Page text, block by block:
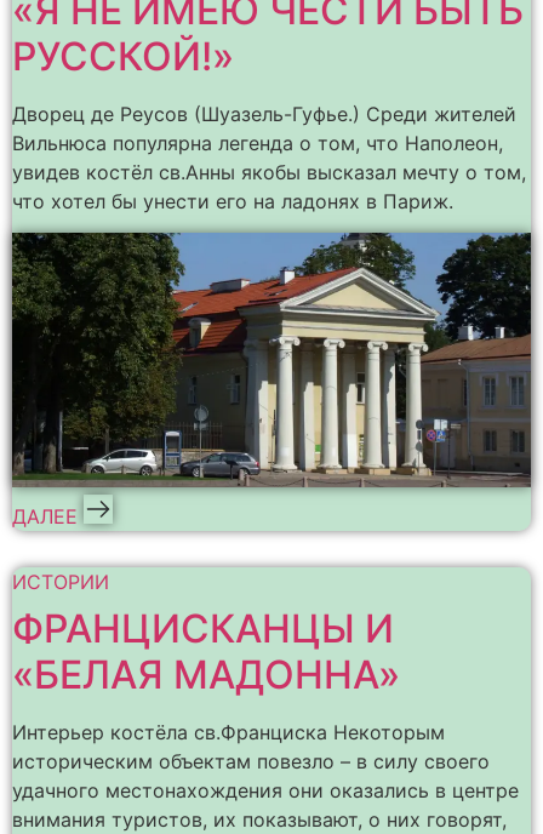
«Я НЕ ИМЕЮ ЧЕСТИ БЫТЬ
РУССКОЙ!»
Дворец де Реусов (Шуазель-Гуфье.) Среди жителей
Вильнюса популярна легенда о том, что Наполеон,
увидев костёл св.Анны якобы высказал мечту о том,
что хотел бы унести его на ладонях в Париж.
ДАЛЕЕ
ИСТОРИИ
ФРАНЦИСКАНЦЫ И
«БЕЛАЯ МАДОННА»
Интерьер костёла св.Франциска Некоторым
историческим объектам повезло – в силу своего
удачного местонахождения они оказались в центре
внимания туристов, их показывают, о них говорят,